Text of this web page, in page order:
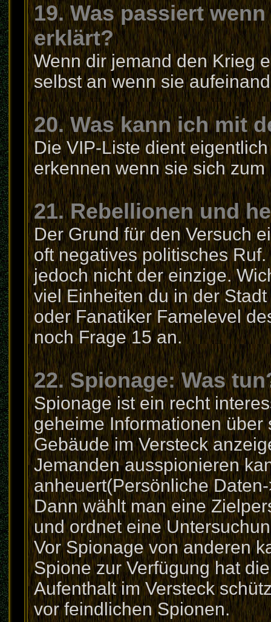
19. Was passiert
erklärt?
Wenn dir jemand den Krieg
selbst an wenn sie
20. Was kann ich mit
Die VIP-Liste dient
erkennen wenn sie sich
21. Rebellionen und
Der Grund für den Versuch
oft negatives politisches
jedoch nicht der einzige.
viel Einheiten du in der
oder Fanatiker Famelevel
noch Frage 15 an.
22. Spionage: Was
Spionage ist ein recht
geheime Informationen
Gebäude im Versteck
Jemanden ausspionieren
anheuert(Persönliche
Dann wählt man eine
und ordnet eine
Vor Spionage von anderen
Spione zur Verfügung hat
Aufenthalt im Versteck
vor feindlichen Spionen.